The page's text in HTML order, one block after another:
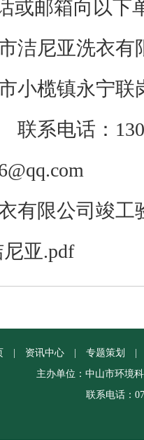
或邮箱向以下
洁尼亚洗衣有
小榄镇永宁联
联系电话：
有限公司竣工
亚.pdf
资讯中心 专题策划
主办单位：中山市环境
联系电话：